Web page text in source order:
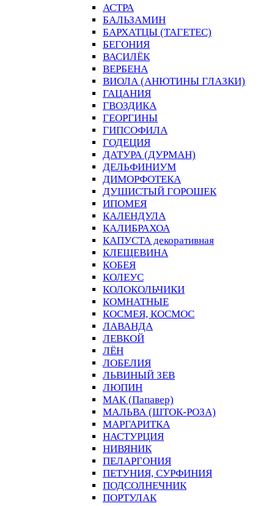
АСТРА
БАЛЬЗАМИН
БАРХАТЦЫ (ТАГЕТЕС)
БЕГОНИЯ
ВАСИЛЁК
ВЕРБЕНА
ВИОЛА (АНЮТИНЫ ГЛАЗКИ)
ГАЦАНИЯ
ГВОЗДИКА
ГЕОРГИНЫ
ГИПСОФИЛА
ГОДЕЦИЯ
ДАТУРА (ДУРМАН)
ДЕЛЬФИНИУМ
ДИМОРФОТЕКА
ДУШИСТЫЙ ГОРОШЕК
ИПОМЕЯ
КАЛЕНДУЛА
КАЛИБРАХОА
КАПУСТА декоративная
КЛЕЩЕВИНА
КОБЕЯ
КОЛЕУС
КОЛОКОЛЬЧИКИ
КОМНАТНЫЕ
КОСМЕЯ, КОСМОС
ЛАВАНДА
ЛЕВКОЙ
ЛЁН
ЛОБЕЛИЯ
ЛЬВИНЫЙ ЗЕВ
ЛЮПИН
МАК (Папавер)
МАЛЬВА (ШТОК-РОЗА)
МАРГАРИТКА
НАСТУРЦИЯ
НИВЯНИК
ПЕЛАРГОНИЯ
ПЕТУНИЯ, СУРФИНИЯ
ПОДСОЛНЕЧНИК
ПОРТУЛАК